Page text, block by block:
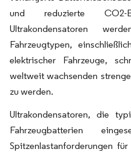
und reduzierte CO2-
Ultrakondensatoren
Fahrzeugtypen,
elektrischer Fahrzeuge,
weltweit wachsenden
zu werden.
Ultrakondensatoren, die
Fahrzeugbatterien
Spitzenlastanforderungen